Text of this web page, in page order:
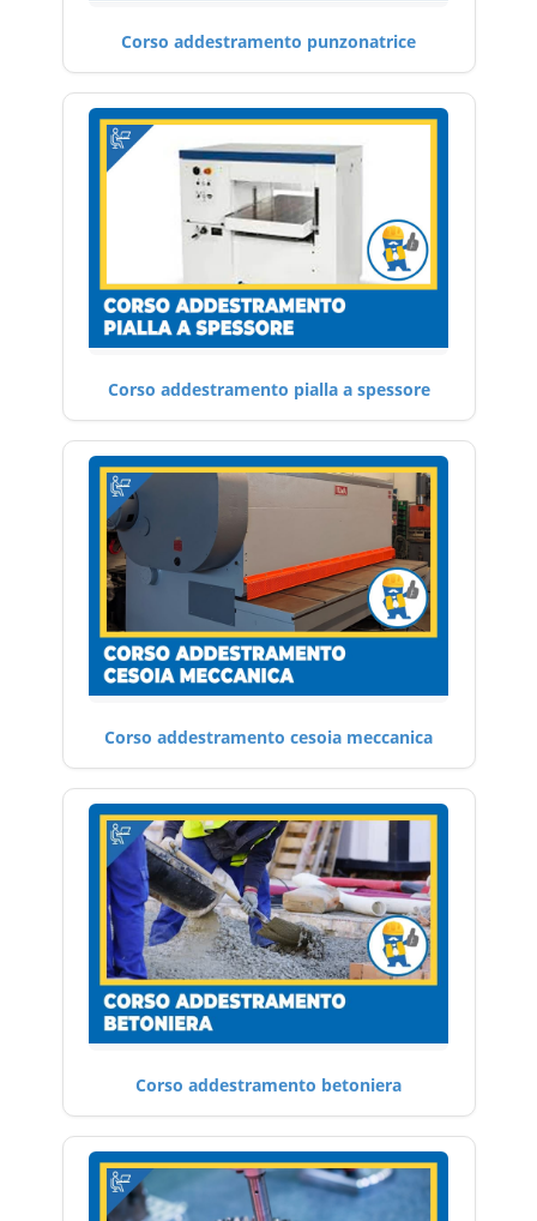
Corso addestramento punzonatrice
Corso addestramento pialla a spessore
Corso addestramento cesoia meccanica
Corso addestramento betoniera